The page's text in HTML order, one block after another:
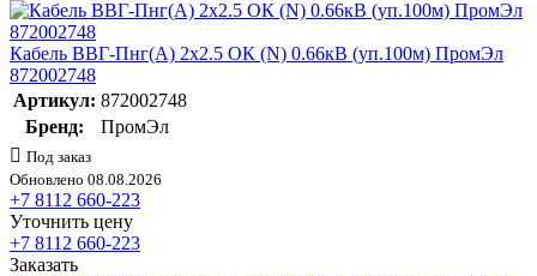
Кабель ВВГ-Пнг(А) 2х2.5 ОК (N) 0.66кВ (уп.100м) ПромЭл
872002748
Артикул: 872002748
Бренд:
ПромЭл
Под заказ
Обновлено 08.08.2026
+7 8112 660-223
Уточнить цену
+7 8112 660-223
Заказать